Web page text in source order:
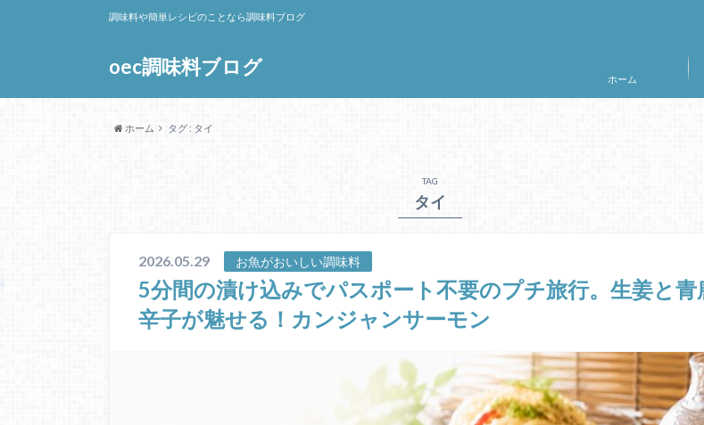
oec調味料ブログ
調味料や簡単レシピのことなら調味料ブログ
ホーム
ホーム タグ : タイ
TAG
タイ
2026.05.29 お魚がおいしい調味料
5分間の漬け込みでパスポート不要のプチ旅行。生姜と青
辛子が魅せる！カンジャンサーモン